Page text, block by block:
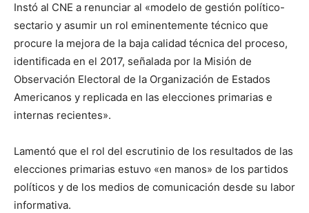
Instó al CNE a renunciar al «modelo de gestión político-
sectario y asumir un rol eminentemente técnico que
procure la mejora de la baja calidad técnica del proceso,
identificada en el 2017, señalada por la Misión de
Observación Electoral de la Organización de Estados
Americanos y replicada en las elecciones primarias e
internas recientes».
Lamentó que el rol del escrutinio de los resultados de las
elecciones primarias estuvo «en manos» de los partidos
políticos y de los medios de comunicación desde su labor
informativa.